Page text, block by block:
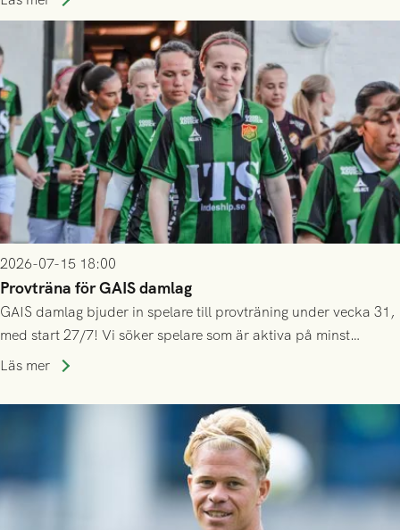
inte själv överlåta din biljett till någon annan.
2026-07-15 18:00
Provträna för GAIS damlag
GAIS damlag bjuder in spelare till provträning under vecka 31,
med start 27/7! Vi söker spelare som är aktiva på minst
division 3-nivå.
Läs mer